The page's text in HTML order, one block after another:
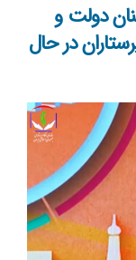
دولت و
در حال